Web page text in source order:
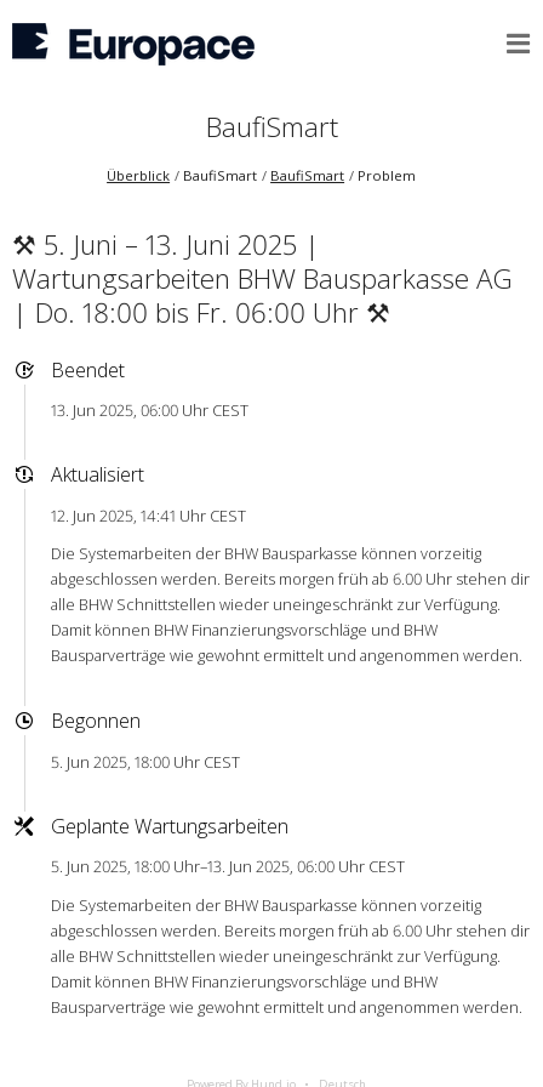
BaufiSmart
Überblick BaufiSmart BaufiSmart Problem
⚒ 5. Juni – 13. Juni 2025 |
Wartungsarbeiten BHW Bausparkasse AG
| Do. 18:00 bis Fr. 06:00 Uhr ⚒
Beendet
13. Jun 2025, 06:00 Uhr CEST
Aktualisiert
12. Jun 2025, 14:41 Uhr CEST
Die Systemarbeiten der BHW Bausparkasse können vorzeitig
abgeschlossen werden. Bereits morgen früh ab 6.00 Uhr stehen dir
alle BHW Schnittstellen wieder uneingeschränkt zur Verfügung.
Damit können BHW Finanzierungsvorschläge und BHW
Bausparverträge wie gewohnt ermittelt und angenommen werden.
Begonnen
5. Jun 2025, 18:00 Uhr CEST
Geplante Wartungsarbeiten
5. Jun 2025, 18:00 Uhr–13. Jun 2025, 06:00 Uhr CEST
Die Systemarbeiten der BHW Bausparkasse können vorzeitig
abgeschlossen werden. Bereits morgen früh ab 6.00 Uhr stehen dir
alle BHW Schnittstellen wieder uneingeschränkt zur Verfügung.
Damit können BHW Finanzierungsvorschläge und BHW
Bausparverträge wie gewohnt ermittelt und angenommen werden.
Powered By Hund.io Deutsch